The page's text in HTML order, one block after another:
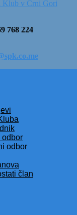
768 224
odbor
odbor
član